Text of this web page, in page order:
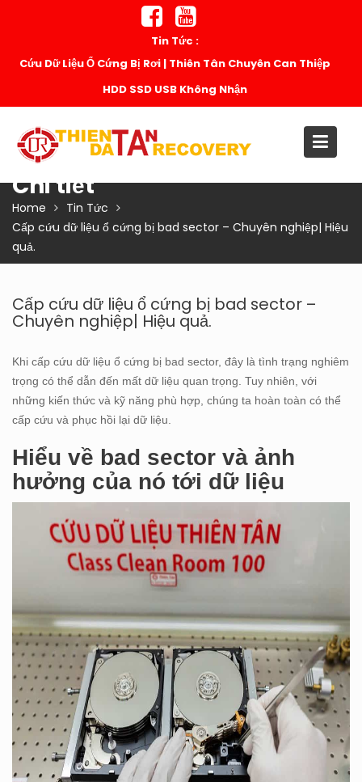
Tin Tức :
Cứu Dữ Liệu Ổ Cứng Bị Rơi | Thiên Tân Chuyên Can Thiệp
HDD SSD USB Không Nhận
Chi tiết
Home
Tin Tức
Cấp cứu dữ liệu ổ cứng bị bad sector – Chuyên nghiệp| Hiệu
quả.
Cấp cứu dữ liệu ổ cứng bị bad sector –
Chuyên nghiệp| Hiệu quả.
Khi cấp cứu dữ liệu ổ cứng bị bad sector, đây là tình trạng nghiêm
trọng có thể dẫn đến mất dữ liệu quan trọng. Tuy nhiên, với
những kiến thức và kỹ năng phù hợp, chúng ta hoàn toàn có thể
cấp cứu và phục hồi lại dữ liệu.
Hiểu về bad sector và ảnh
hưởng của nó tới dữ liệu